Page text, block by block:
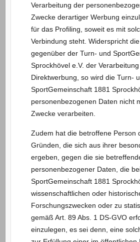
Verarbeitung der
Zwecke derartiger Werbung
für das Profiling, soweit es mit
Verbindung steht. Widerspricht
gegenüber der Turn- und
Sprockhövel e.V. der
Direktwerbung, so wird die Turn-
SportGemeinschaft 1881
personenbezogenen Daten nicht
Zwecke verarbeiten.
Zudem hat die betroffene Person
Gründen, die sich aus ihrer
ergeben, gegen die sie
personenbezogener Daten, die
SportGemeinschaft 1881
wissenschaftlichen oder
Forschungszwecken oder zu
gemäß Art. 89 Abs. 1 DS-GVO
einzulegen, es sei denn, eine